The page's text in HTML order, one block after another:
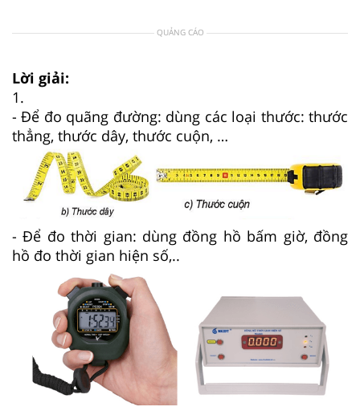
QUẢNG CÁO
Lời giải:
1.
- Để đo quãng đường: dùng các loại thước: thước
thẳng, thước dây, thước cuộn, …
- Để đo thời gian: dùng đồng hồ bấm giờ, đồng
hồ đo thời gian hiện số,..